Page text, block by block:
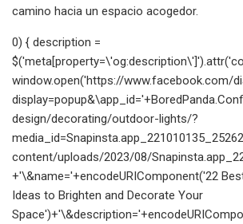
camino hacia un espacio acogedor.
0) { description =
window.open('https://www.facebook.com/
design/decorating/outdoor-lights/?
content/uploads/2023/08/
+'\&name='+encodeURIComponent('22
Ideas to Brighten and Decorate Your